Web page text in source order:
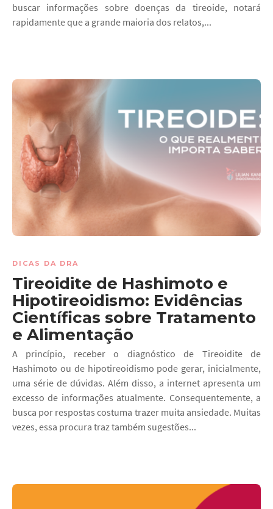
buscar informações sobre doenças da tireoide, notará
rapidamente que a grande maioria dos relatos,...
DICAS DA DRA
Tireoidite de Hashimoto e
Hipotireoidismo: Evidências
Científicas sobre Tratamento
e Alimentação
A princípio, receber o diagnóstico de Tireoidite de
Hashimoto ou de hipotireoidismo pode gerar, inicialmente,
uma série de dúvidas. Além disso, a internet apresenta um
excesso de informações atualmente. Consequentemente, a
busca por respostas costuma trazer muita ansiedade. Muitas
vezes, essa procura traz também sugestões...